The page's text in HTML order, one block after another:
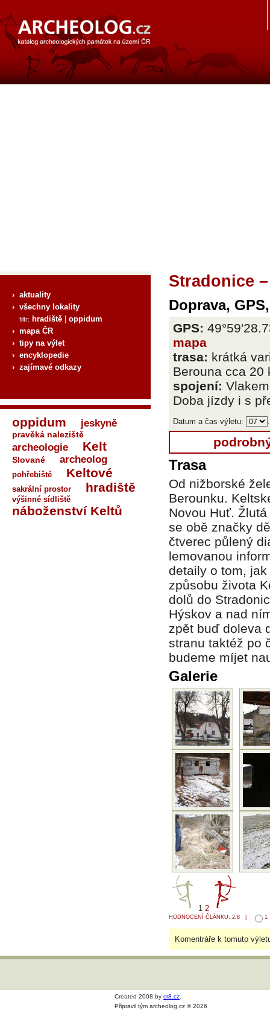
› aktuality
› všechny lokality
filtr: hradiště
oppidum
› mapa ČR
› tipy na výlet
› encyklopedie
› zajímavé odkazy
oppidum jeskyně
pravěká naleziště
archeologie Kelt
Slované archeolog
pohřebiště Keltové
sakrální prostor hradiště
výšinné sídliště
náboženství Keltů
Stradonice
Doprava,
GPS:
mapa
trasa: krátká
Berouna cca 20
spojení:
Doba jízdy i s
Datum a čas výletu: .
Trasa
Od nižborské
Berounku.
Novou Huť.
se obě značky
čtverec půlený
lemovanou
detaily o tom,
způsobu života
dolů do
Hýskov a nad
zpět buď doleva
stranu taktéž po
budeme míjet
Galerie
1 2
HODNOCENÍ ČLÁNKU: 2.8 | 1
Komentráře k tomuto
Created 2008 by cr8.cz
Připravil tým archeolog.cz © 2026